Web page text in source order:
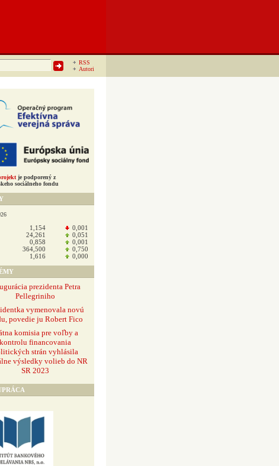
RSS
Autori
je podporený z
sociálneho fondu
1,154
0,001
24,261
0,051
0,858
0,001
364,500
0,750
1,616 0,000
prezidenta Petra
Pellegriniho
vymenovala novú
povedie ju Robert Fico
komisia pre voľby a
kontrolu financovania
strán vyhlásila
výsledky volieb do NR
SR 2023